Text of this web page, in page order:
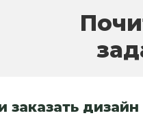
заказать